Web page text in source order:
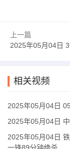
上一篇
2025年05月04日 3分领跑！那不勒斯1-0莱切取4连胜
相关视频
2025年05月04日
2025年05月04日
2025年05月04日